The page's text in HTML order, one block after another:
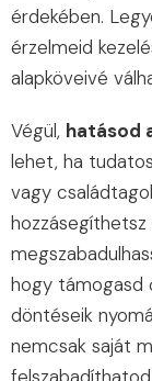
érdekében.
érzelmeid
alapköveivé
Végül, hatásod
lehet, ha
vagy
hozzásegíthetsz
hogy támogasd
döntéseik
nemcsak saját